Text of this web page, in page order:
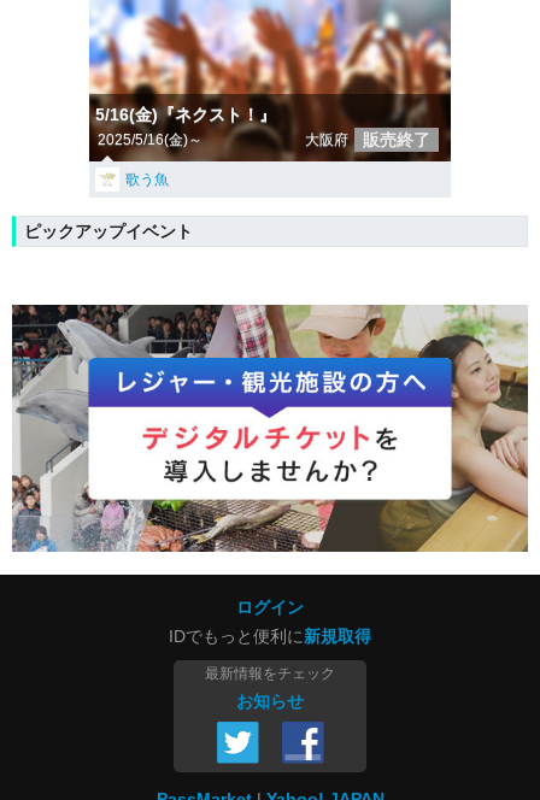
5/16(金)『ネクスト！』
2025/5/16(金)～ 大阪府 販売終了
歌う魚
ピックアップイベント
ログイン
IDでもっと便利に新規取得
最新情報をチェック
お知らせ